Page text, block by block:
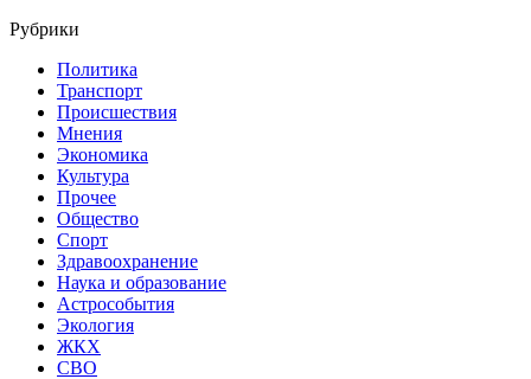
Рубрики
Политика
Транспорт
Происшествия
Мнения
Экономика
Культура
Прочее
Общество
Спорт
Здравоохранение
Наука и образование
Астрособытия
Экология
ЖКХ
СВО